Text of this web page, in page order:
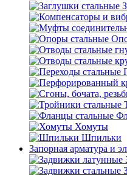
Хомуты
Шпильки
Запорная арматура и